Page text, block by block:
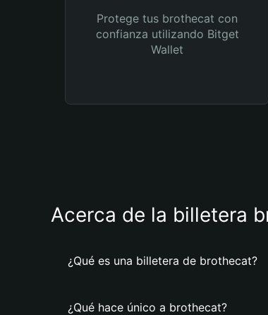
Protege tus brothecat con
confianza utilizando Bitget
Wallet
Acerca de la billetera
¿Qué es una billetera de brothecat?
¿Qué hace único a brothecat?